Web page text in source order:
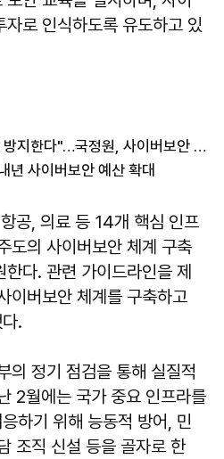
로 인식하도록 유도하고 있
"온나라시스템 해킹 재발 방지한다"…국정원, 사이버보안 평가지표 발표
년 사이버보안 예산 확대
공, 의료 등 14개 핵심 인프
도의 사이버보안 체계 구축
다. 관련 가이드라인을 제
이버보안 체계를 구축하고
.
의 정기 점검을 통해 실질적
2월에는 국가 중요 인프라를
하기 위해 능동적 방어, 민
조직 신설 등을 골자로 한